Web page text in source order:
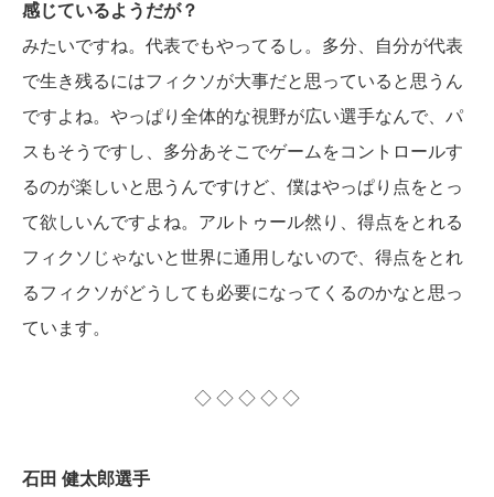
感じているようだが？
みたいですね。代表でもやってるし。多分、自分が代表
で生き残るにはフィクソが大事だと思っていると思うん
ですよね。やっぱり全体的な視野が広い選手なんで、パ
スもそうですし、多分あそこでゲームをコントロールす
るのが楽しいと思うんですけど、僕はやっぱり点をとっ
て欲しいんですよね。アルトゥール然り、得点をとれる
フィクソじゃないと世界に通用しないので、得点をとれ
るフィクソがどうしても必要になってくるのかなと思っ
ています。
◇ ◇ ◇ ◇ ◇
石田 健太郎選手